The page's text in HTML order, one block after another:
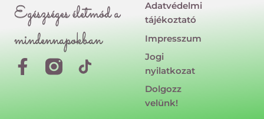
Egészséges életmód a
mindennapokban
F
T
Adatvédelmi
tájékoztató
Impresszum
Jogi
nyilatkozat
Dolgozz
velünk!